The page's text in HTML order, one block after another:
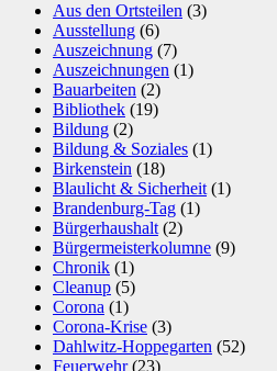
Aus den Ortsteilen (3)
Ausstellung (6)
Auszeichnung (7)
Auszeichnungen (1)
Bauarbeiten (2)
Bibliothek (19)
Bildung (2)
Bildung & Soziales (1)
Birkenstein (18)
Blaulicht & Sicherheit (1)
Brandenburg-Tag (1)
Bürgerhaushalt (2)
Bürgermeisterkolumne (9)
Chronik (1)
Cleanup (5)
Corona (1)
Corona-Krise (3)
Dahlwitz-Hoppegarten (52)
Feuerwehr(23)